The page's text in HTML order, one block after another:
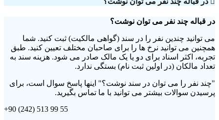
در قباله چند نفر می توان نوشت؟
می توانید چندین نفر را در سند (گواهی مالکیت) ثبت کنید. شما
همچنین می توانید نرخ ها را برای صاحبان مختلف تعیین کنید. طبق
تجربه، اکثر اسناد برای دو یا یک مالک صادر می شود. هزینه سند به
تعداد مالکان (در اولین ثبت نام) بستگی ندارد.
"چند نفر را می توان در سند نوشت؟" اینها پاسخ سوال است، برای
پرسیدن سوالات بیشتر می توانید با ما تماس بگیرید.
+90 (242) 513 99 55